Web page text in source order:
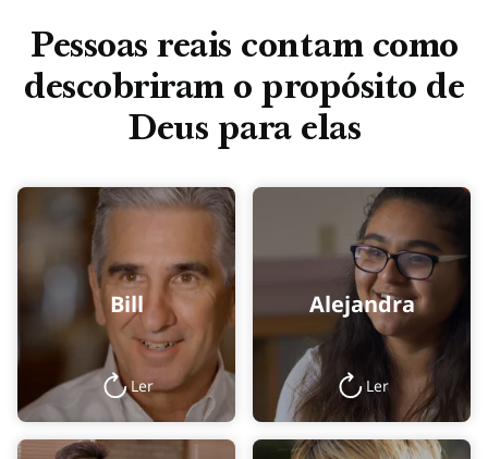
Pessoas reais contam como
descobriram o propósito de
Deus para elas
Bill
Ler
Alejandra
Ler